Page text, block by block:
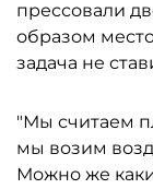
прессовали
образом
задача не
"Мы считаем
мы возим
Можно же